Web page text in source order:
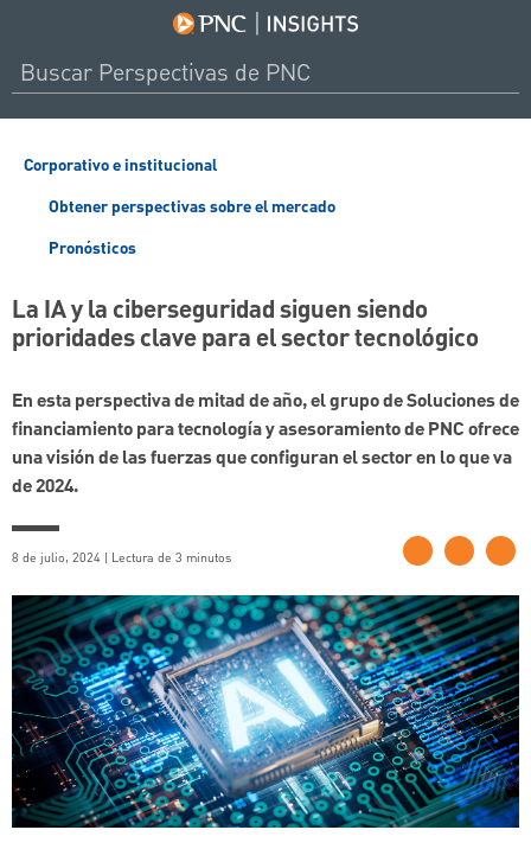
Corporativo e institucional
Obtener perspectivas sobre el mercado
Pronósticos
La IA y la ciberseguridad siguen siendo
prioridades clave para el sector tecnológico
En esta perspectiva de mitad de año, el grupo de Soluciones de
financiamiento para tecnología y asesoramiento de PNC ofrece
una visión de las fuerzas que configuran el sector en lo que va
de 2024.
8 de julio, 2024 | Lectura de 3 minutos